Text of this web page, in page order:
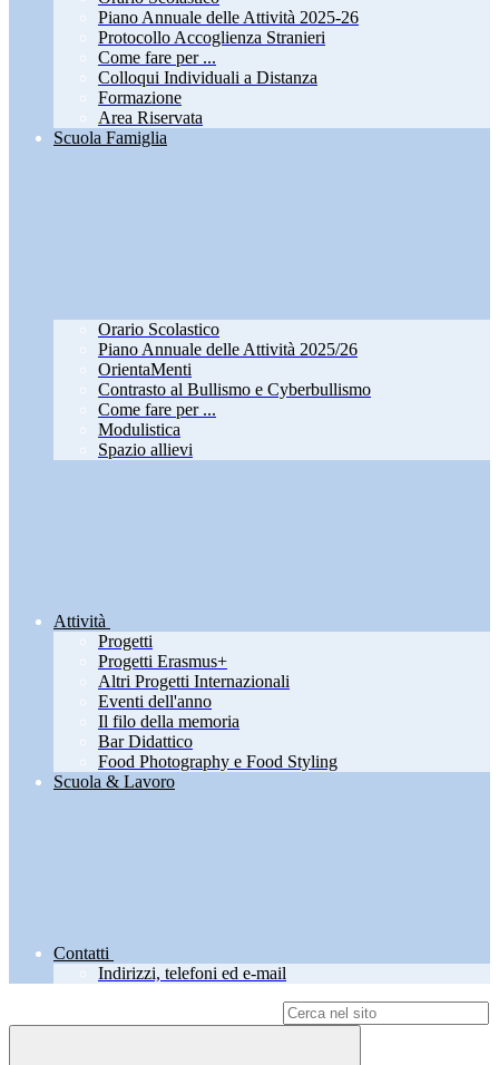
Piano Annuale delle Attività 2025-26
Protocollo Accoglienza Stranieri
Come fare per ...
Colloqui Individuali a Distanza
Formazione
Area Riservata
Scuola Famiglia
Orario Scolastico
Piano Annuale delle Attività 2025/26
OrientaMenti
Contrasto al Bullismo e Cyberbullismo
Come fare per ...
Modulistica
Spazio allievi
Attività
Progetti
Progetti Erasmus+
Altri Progetti Internazionali
Eventi dell'anno
Il filo della memoria
Bar Didattico
Food Photography e Food Styling
Scuola & Lavoro
Contatti
Indirizzi, telefoni ed e-mail